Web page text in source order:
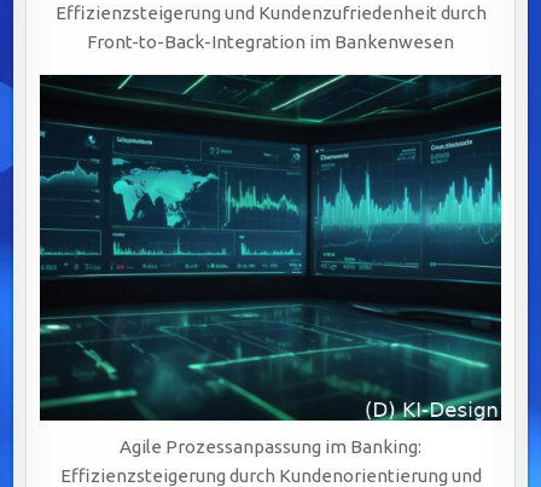
Effizienzsteigerung und Kundenzufriedenheit durch
Front-to-Back-Integration im Bankenwesen
Agile Prozessanpassung im Banking:
Effizienzsteigerung durch Kundenorientierung und